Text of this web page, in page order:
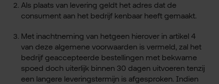
Als plaats van levering geldt het adres dat de
consument aan het bedrijf kenbaar heeft gemaakt.
Met inachtneming van hetgeen hierover in artikel 4
van deze algemene voorwaarden is vermeld, zal het
bedrijf geaccepteerde bestellingen met bekwame
spoed doch uiterlijk binnen 30 dagen uitvoeren tenzij
een langere leveringstermijn is afgesproken. Indien